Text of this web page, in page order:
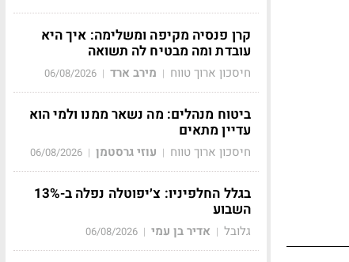
קרן פנסיה מקיפה ומשלימה: איך היא
עובדת ומה מבטיח לה תשואה
חיסכון ארוך טווח | מירב ארד |
06/08/2026
ביטוח מנהלים: מה נשאר ממנו ולמי הוא
עדיין מתאים
חיסכון ארוך טווח | עוזי גרסטמן |
06/08/2026
בגלל החלפיניו: צ׳יפוטלה נפלה ב-13%
השבוע
גלובל | אדיר בן עמי |
06/08/2026